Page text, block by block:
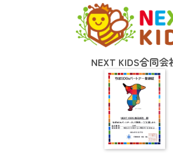
NEXT KIDS合同会